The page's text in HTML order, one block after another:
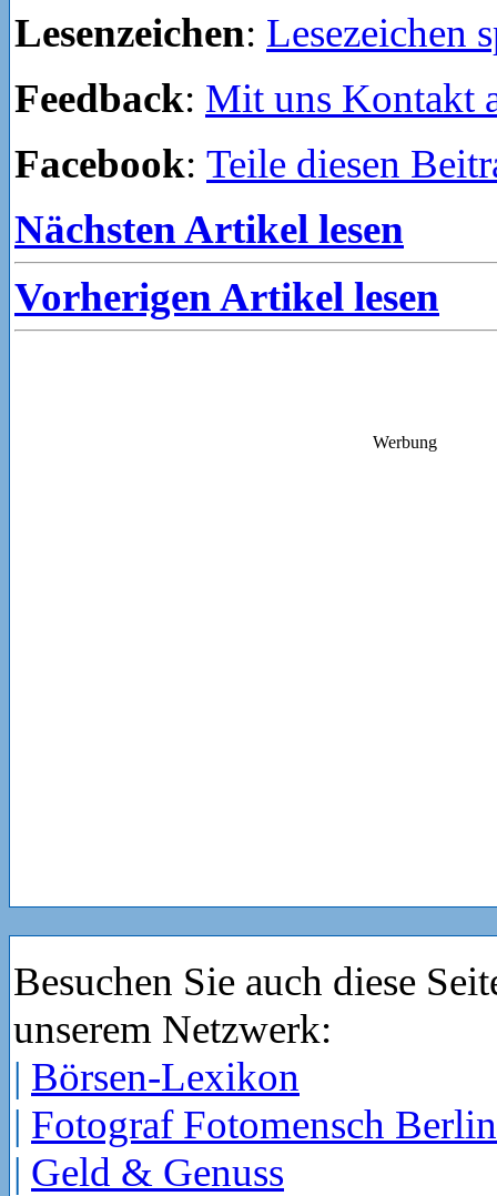
Lesenzeichen: Lesezeichen
Feedback: Mit uns Kontakt
Facebook: Teile diesen
Nächsten Artikel lesen
Vorherigen Artikel lesen
Werbung
Besuchen Sie auch diese
unserem Netzwerk:
| Börsen-Lexikon
| Fotograf Fotomensch Berlin
| Geld & Genuss